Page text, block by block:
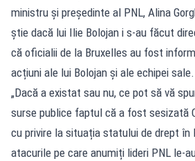
ministru și președinte al PNL, Alina
știe dacă lui Ilie Bolojan i s-au făcut
că oficialii de la Bruxelles au fost
acțiuni ale lui Bolojan și ale echipei sale.
„Dacă a existat sau nu, ce pot să vă
surse publice faptul că a fost sesizată
cu privire la situația statului de drept în
atacurile pe care anumiți lideri PNL le-